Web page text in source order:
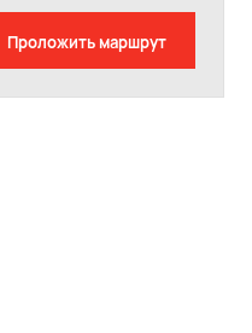
Проложить маршрут